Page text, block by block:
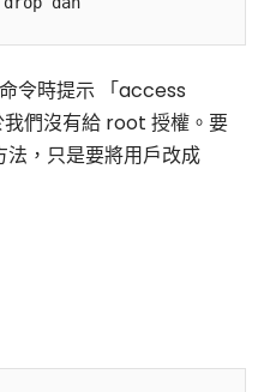
命令時提示 「access
們沒有給 root 授權。要
，只是要將用戶改成